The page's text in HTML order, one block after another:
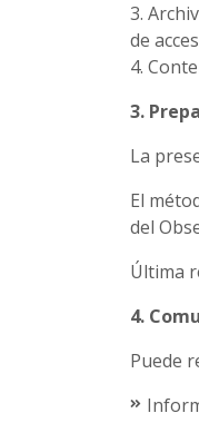
3.
de
4.
3.
La
El
del
Última
4.
Puede